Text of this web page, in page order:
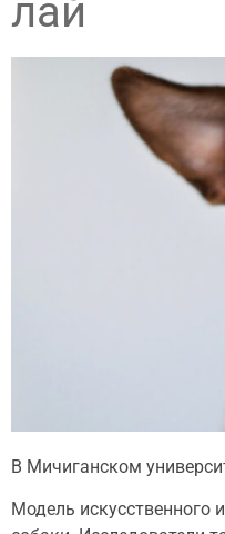
лай
В Мичиганском
Модель искусственного